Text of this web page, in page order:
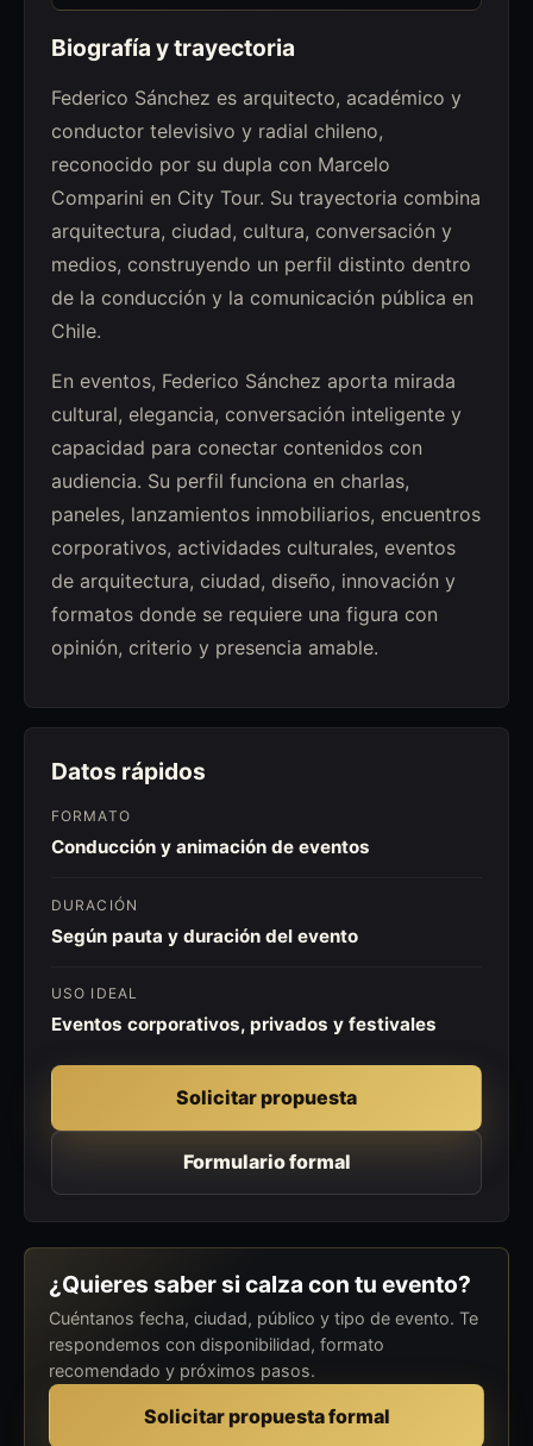
Biografía y trayectoria
Federico Sánchez es arquitecto, académico y
conductor televisivo y radial chileno,
reconocido por su dupla con Marcelo
Comparini en City Tour. Su trayectoria combina
arquitectura, ciudad, cultura, conversación y
medios, construyendo un perfil distinto dentro
de la conducción y la comunicación pública en
Chile.
En eventos, Federico Sánchez aporta mirada
cultural, elegancia, conversación inteligente y
capacidad para conectar contenidos con
audiencia. Su perfil funciona en charlas,
paneles, lanzamientos inmobiliarios, encuentros
corporativos, actividades culturales, eventos
de arquitectura, ciudad, diseño, innovación y
formatos donde se requiere una figura con
opinión, criterio y presencia amable.
Datos rápidos
FORMATO
Conducción y animación de eventos
DURACIÓN
Según pauta y duración del evento
USO IDEAL
Eventos corporativos, privados y festivales
Solicitar propuesta
Formulario formal
¿Quieres saber si calza con tu evento?
Cuéntanos fecha, ciudad, público y tipo de evento. Te
respondemos con disponibilidad, formato
recomendado y próximos pasos.
Solicitar propuesta formal